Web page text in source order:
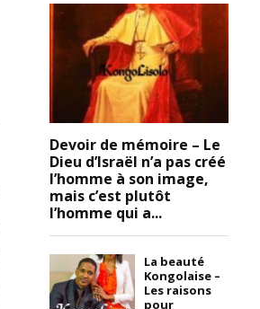
Devoir de mémoire – Le
Dieu d’Israël n’a pas créé
l’homme à son image,
mais c’est plutôt
l’homme qui a...
La beauté
Kongolaise –
Les raisons
pour